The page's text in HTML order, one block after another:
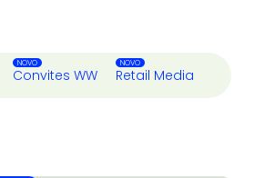
Convites WW Retail Media